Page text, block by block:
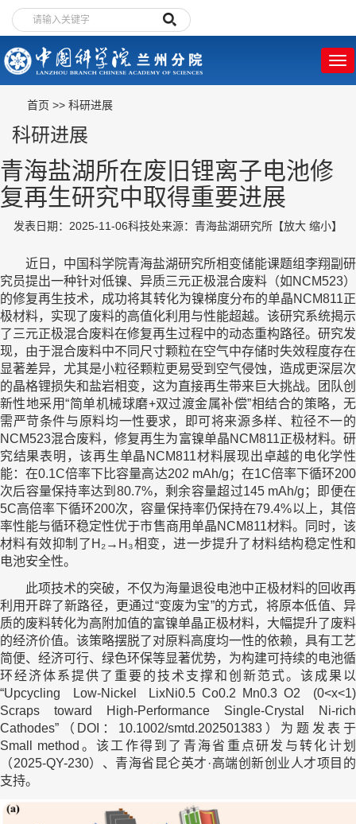
首页 >> 科研进展
科研进展
青海盐湖所在废旧锂离子电池修
复再生研究中取得重要进展
发表日期：2025-11-06科技处来源：青海盐湖研究所 【放大 缩小】
近日，中国科学院青海盐湖研究所相变储能课题组李翔副研
究员提出一种针对低镍、异质三元正极混合废料（如NCM523）
的修复再生技术，成功将其转化为镍梯度分布的单晶NCM811正
极材料，实现了废料的高值化利用与性能超越。该研究系统揭示
了三元正极混合废料在修复再生过程中的动态重构路径。研究发
现，由于混合废料中不同尺寸颗粒在空气中存储时失效程度存在
显著差异，尤其是小粒径颗粒更易受到空气侵蚀，造成更深层次
的晶格锂损失和盐岩相变，这为直接再生带来巨大挑战。团队创
新性地采用“简单机械球磨+双过渡金属补偿”相结合的策略，无
需严苛条件与原料均一性要求，即可将来源多样、粒径不一的
NCM523混合废料，修复再生为富镍单晶NCM811正极材料。研
究结果表明，该再生单晶NCM811材料展现出卓越的电化学性
能：在0.1C倍率下比容量高达202 mAh/g；在1C倍率下循环200
次后容量保持率达到80.7%，剩余容量超过145 mAh/g；即便在
5C高倍率下循环200次，容量保持率仍保持在79.4%以上，其倍
率性能与循环稳定性优于市售商用单晶NCM811材料。同时，该
材料有效抑制了H₂→H₃相变，进一步提升了材料结构稳定性和
电池安全性。
此项技术的突破，不仅为海量退役电池中正极材料的回收再
利用开辟了新路径，更通过“变废为宝”的方式，将原本低值、异
质的废料转化为高附加值的富镍单晶正极材料，大幅提升了废料
的经济价值。该策略摆脱了对原料高度均一性的依赖，具有工艺
简便、经济可行、绿色环保等显著优势，为构建可持续的电池循
环经济体系提供了重要的技术支撑和创新范式。该成果以
“Upcycling Low-Nickel LixNi0.5 Co0.2 Mn0.3 O2 (0<x<1)
Scraps toward High-Performance Single-Crystal Ni-rich
Cathodes”（DOI：10.1002/smtd.202501383）为题发表于
Small method。该工作得到了青海省重点研发与转化计划
（2025-QY-230）、青海省昆仑英才·高端创新创业人才项目的
支持。